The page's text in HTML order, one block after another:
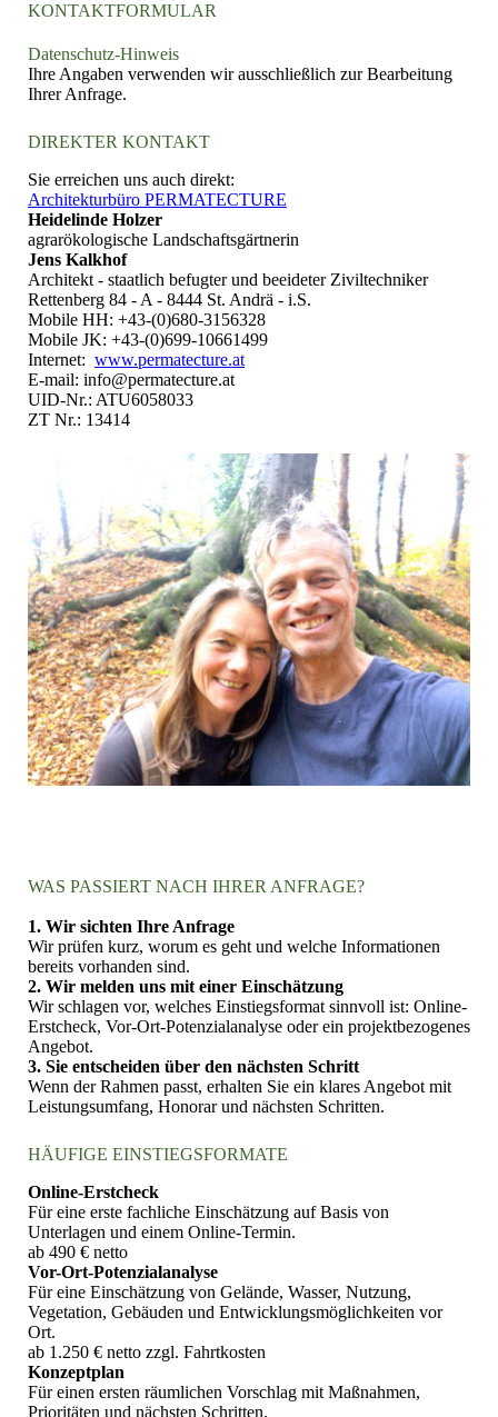
KONTAKTFORMULAR
Datenschutz-Hinweis
Ihre Angaben verwenden wir ausschließlich zur Bearbeitung
Ihrer Anfrage.
DIREKTER KONTAKT
Sie erreichen uns auch direkt:
Architekturbüro PERMATECTURE
Heidelinde Holzer
agrarökologische Landschaftsgärtnerin
Jens Kalkhof
Architekt - staatlich befugter und beeideter Ziviltechniker
Rettenberg 84 - A - 8444 St. Andrä - i.S.
Mobile HH: +43-(0)680-3156328
Mobile JK: +43-(0)699-10661499
Internet: www.permatecture.at
E-mail: info@permatecture.at
UID-Nr.: ATU6058033
ZT Nr.: 13414
WAS PASSIERT NACH IHRER ANFRAGE?
1. Wir sichten Ihre Anfrage
Wir prüfen kurz, worum es geht und welche Informationen
bereits vorhanden sind.
2. Wir melden uns mit einer Einschätzung
Wir schlagen vor, welches Einstiegsformat sinnvoll ist: Online-
Erstcheck, Vor-Ort-Potenzialanalyse oder ein projektbezogenes
Angebot.
3. Sie entscheiden über den nächsten Schritt
Wenn der Rahmen passt, erhalten Sie ein klares Angebot mit
Leistungsumfang, Honorar und nächsten Schritten.
HÄUFIGE EINSTIEGSFORMATE
Online-Erstcheck
Für eine erste fachliche Einschätzung auf Basis von
Unterlagen und einem Online-Termin.
ab 490 € netto
Vor-Ort-Potenzialanalyse
Für eine Einschätzung von Gelände, Wasser, Nutzung,
Vegetation, Gebäuden und Entwicklungsmöglichkeiten vor
Ort.
ab 1.250 € netto zzgl. Fahrtkosten
Konzeptplan
Für einen ersten räumlichen Vorschlag mit Maßnahmen,
Prioritäten und nächsten Schritten.